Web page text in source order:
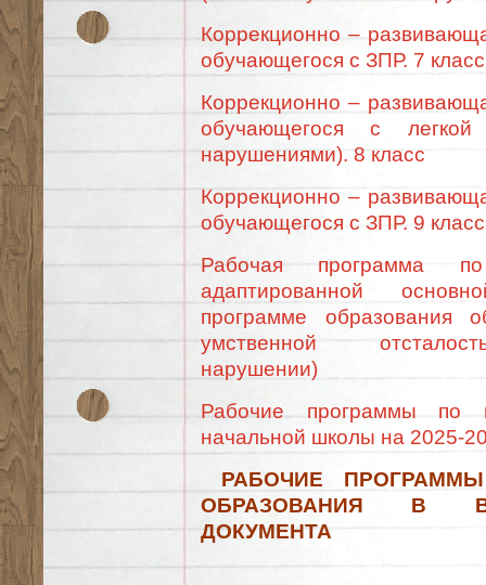
Коррекционно –
обучающегося с ЗПР. 7 класс
Коррекционно –
обучающегося с легкой
нарушениями). 8 класс
Коррекционно –
обучающегося с ЗПР. 9 класс
Рабочая программа
адаптированной
программе образования
умственной
нарушении)
Рабочие программы по
начальной школы на 2025-
РАБОЧИЕ
ОБРАЗОВАНИЯ В
ДОКУМЕНТА